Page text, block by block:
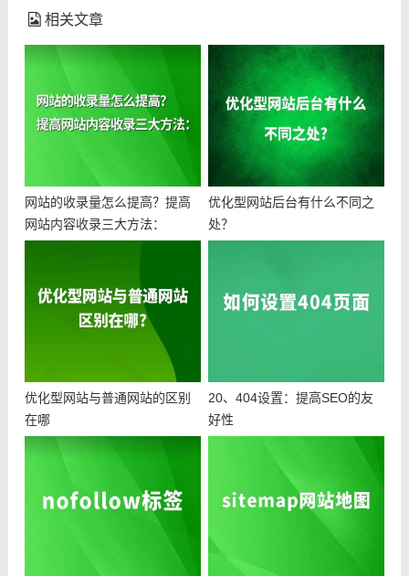
相关文章
网站的收录量怎么提高？提高
网站内容收录三大方法：
优化型网站后台有什么不同之
处？
优化型网站与普通网站的区别
在哪
20、404设置：提高SEO的友
好性